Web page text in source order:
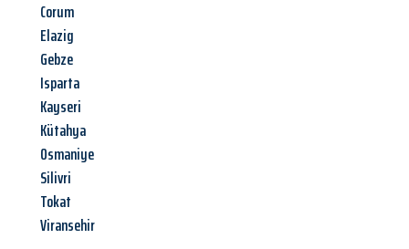
Corum
Elazig
Gebze
Isparta
Kayseri
Kütahya
Osmaniye
Silivri
Tokat
Viransehir